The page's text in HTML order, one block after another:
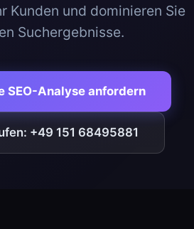
Kunden und dominieren Sie
Suchergebnisse.
SEO-Analyse anfordern
+49 151 68495881